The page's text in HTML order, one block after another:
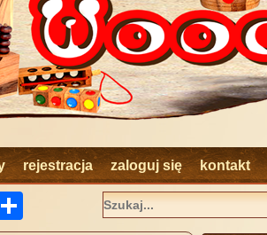
rejestracja zaloguj się kontakt